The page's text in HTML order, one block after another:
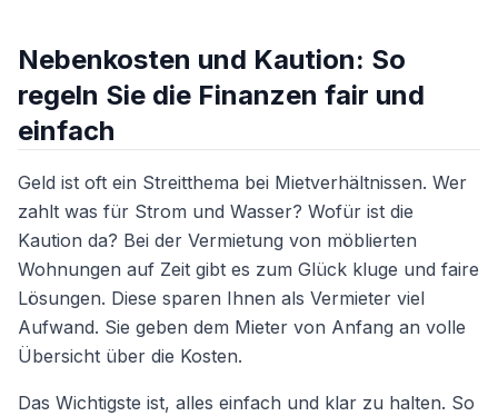
Nebenkosten und Kaution: So
regeln Sie die Finanzen fair und
einfach
Geld ist oft ein Streitthema bei Mietverhältnissen. Wer
zahlt was für Strom und Wasser? Wofür ist die
Kaution da? Bei der Vermietung von möblierten
Wohnungen auf Zeit gibt es zum Glück kluge und faire
Lösungen. Diese sparen Ihnen als Vermieter viel
Aufwand. Sie geben dem Mieter von Anfang an volle
Übersicht über die Kosten.
Das Wichtigste ist, alles einfach und klar zu halten. So